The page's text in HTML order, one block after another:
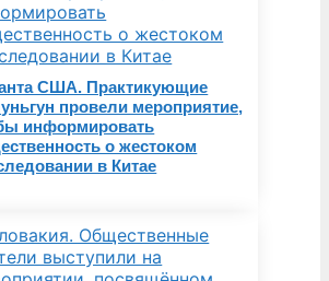
США. Практикующие
провели мероприятие,
информировать
о жестоком
в Китае